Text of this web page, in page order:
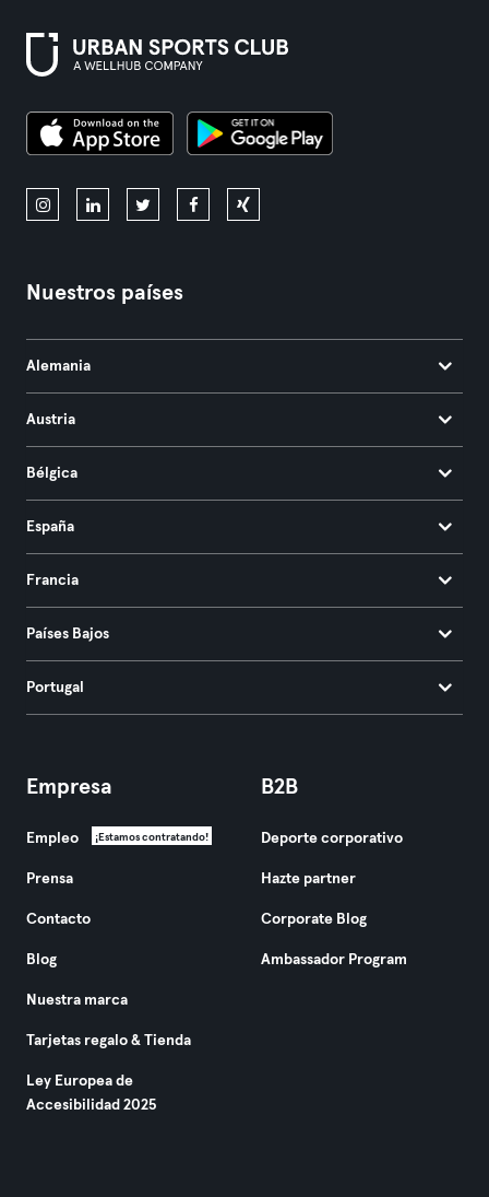
Nuestros países
Alemania
Austria
Bélgica
España
Francia
Países Bajos
Portugal
Empresa
Empleo ¡Estamos contratando!
Prensa
Contacto
Blog
Nuestra marca
Tarjetas regalo & Tienda
Ley Europea de
Accesibilidad 2025
B2B
Deporte corporativo
Hazte partner
Corporate Blog
Ambassador Program